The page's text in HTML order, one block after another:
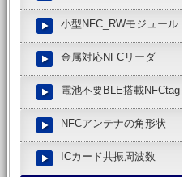
小型NFC_RWモジュール
金属対応NFCリーダ
電池不要BLE搭載NFCtag
NFCアンテナの角形状
ICカード共振周波数